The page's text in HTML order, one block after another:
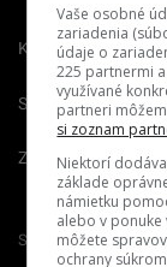
Kariéra
Spravovať
Zrušiť predplatné
Startitup.sk
Vaše osobné
zariadenia
údaje o
225 partnermi
využívané
partneri
si zoznam
Niektorí
základe
námietku
alebo v
môžete
ochrany